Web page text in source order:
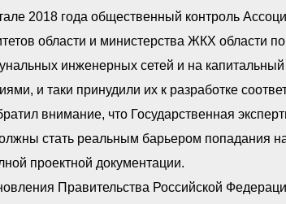
2018 года общественный контроль
области и министерства ЖКХ области
инженерных сетей и на
и таки принудили их к разработке
внимание, что Государственная
стать реальным барьером попадания
проектной документации.
Правительства Российской